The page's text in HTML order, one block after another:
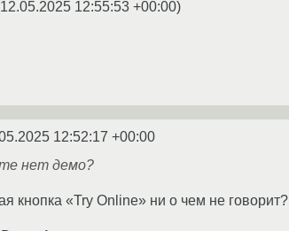
12.05.2025 12:55:53 +00:00)
12:52:17 +00:00
нет демо?
кнопка «Try Online» ни о чем не говорит?